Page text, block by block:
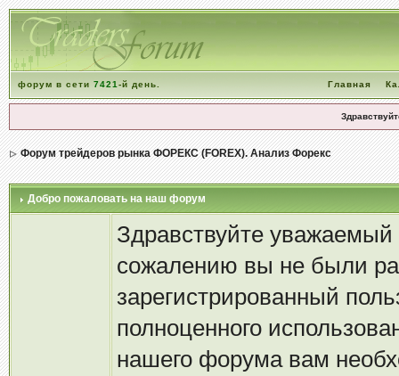
форум в сети 7421 -й день. Главная
Форум трейдеров рынка ФОРЕКС (FOREX). Анализ Форекс
Добро пожаловать на наш форум
Здравствуйте уважаемый
сожалению вы не были
зарегистрированный
полноценного
нашего форума вам